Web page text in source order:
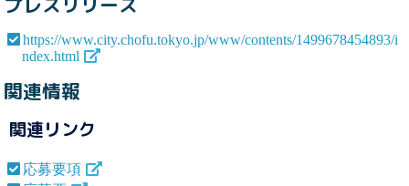
https://www.city.chofu.tokyo.jp/www/contents/1499678454893/i
ndex.html
関連情報
関連リンク
応募要項